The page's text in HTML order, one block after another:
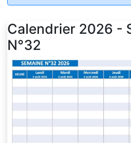
Calendrier 2026 -
N°32